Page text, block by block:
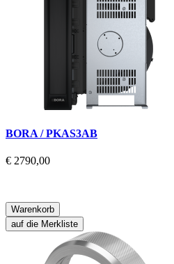
BORA / PKAS3AB
€ 2790,00
Warenkorb
auf die Merkliste